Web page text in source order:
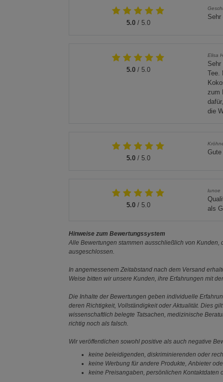
5.0/ 5.0
5.0/ 5.0
Elisa
Tee.
zum
die
5.0/ 5.0
5.0/ 5.0
lunoe
als
Hinweise zum Bewertungssystem
Alle Bewertungen stammen ausschließlich von
ausgeschlossen.
In angemessenem Zeitabstand nach dem Versand
Weise bitten wir unsere Kunden, ihre Erfahrungen mit
Die Inhalte der Bewertungen geben individuelle
deren Richtigkeit, Vollständigkeit oder Aktualität. Dies
wissenschaftlich belegte Tatsachen, medizinische
richtig noch als falsch.
Wir veröffentlichen sowohl positive als auch negative
keine beleidigenden, diskriminierenden oder
keine Werbung für andere Produkte, Anbieter
keine Preisangaben, persönlichen Kontaktdaten